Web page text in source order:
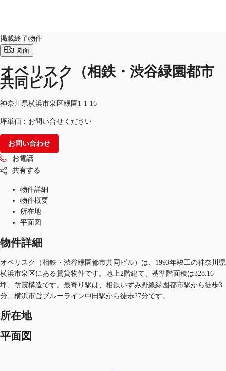
オフィス・事務所
倉庫・物流センター
記事
仲介会社様はこちらへ
お気に入り
JP
お電話 お問合せ
掲載終了物件
3 図面
オベリスク（相鉄・渋谷緑園都市
共同ビル）
神奈川県横浜市泉区緑園1-1-16
坪単価：お問い合せください
お問い合わせ
お電話
共有する
物件詳細
物件概要
所在地
平面図
物件詳細
オベリスク（相鉄・渋谷緑園都市共同ビル）は、1993年竣工の神奈川県
横浜市泉区にある賃貸物件です。地上2階建て、基準階面積は328.16
坪、耐震構造です。最寄り駅は、相鉄いずみ野線緑園都市駅から徒歩3
分、横浜市営ブルーライン中田駅から徒歩27分です。
所在地
平面図